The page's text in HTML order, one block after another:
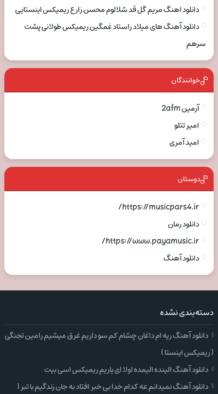
دانلود اهنگ مریم گل قد شلالوم محسن زارع ریمیکس اینستایی
دانلود آهنگ های میلاد راستاد غمگین ریمیکس طولانی پشت
سرهم
خوانندگان
آرمین 2afm
امیر تتلو
امید آمری
دوستان
https://musicpars4.ir/
دانلود رمان
https://www.payamusic.ir/
دانلود آهنگ
دسته‌بندی نشده
دانلود آهنگ ریه ام داغان چشام کم سو داریم غرق میشیم رامین تجنگی
( ریمیکس اینستا )
دانلود آهنگ الینده الیمده اولا ای یاریم ریمیکس اسی بیت
دانلود آهنگ نمیدانم عه کدام خدا بی خبر افتاد به جان زندگیم با تبر (